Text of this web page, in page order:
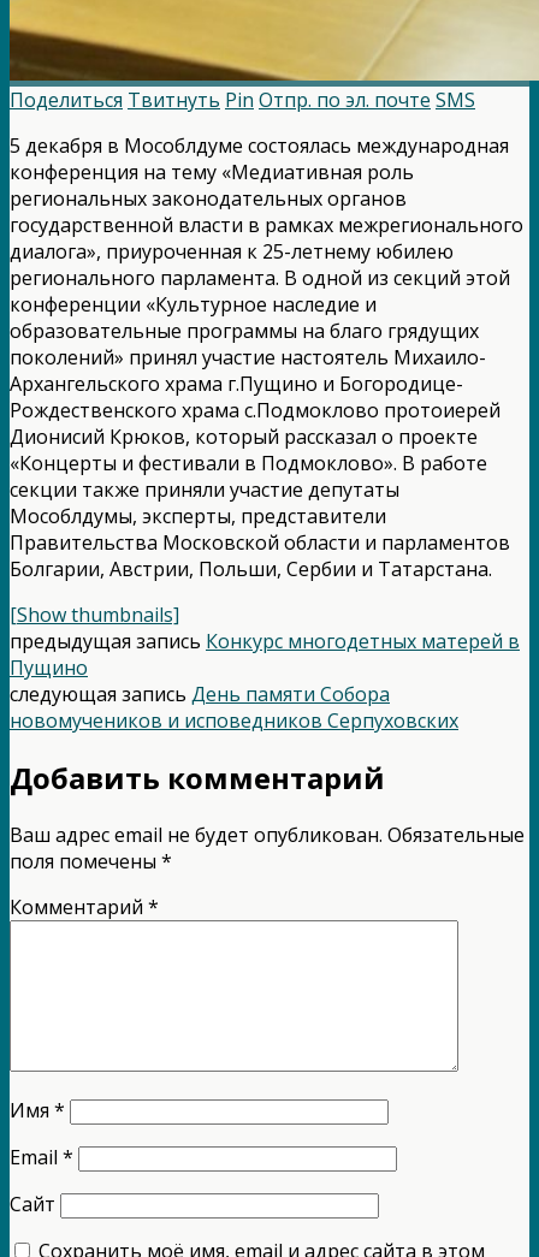
Поделиться Твитнуть Pin Отпр. по эл. почте SMS
5 декабря в Мособлдуме состоялась международная
конференция на тему «Медиативная роль
региональных законодательных органов
государственной власти в рамках межрегионального
диалога», приуроченная к 25-летнему юбилею
регионального парламента. В одной из секций этой
конференции «Культурное наследие и
образовательные программы на благо грядущих
поколений» принял участие настоятель Михаило-
Архангельского храма г.Пущино и Богородице-
Рождественского храма с.Подмоклово протоиерей
Дионисий Крюков, который рассказал о проекте
«Концерты и фестивали в Подмоклово». В работе
секции также приняли участие депутаты
Мособлдумы, эксперты, представители
Правительства Московской области и парламентов
Болгарии, Австрии, Польши, Сербии и Татарстана.
[Show thumbnails]
предыдущая запись Конкурс многодетных матерей в
Пущино
следующая запись День памяти Собора
новомучеников и исповедников Серпуховских
Добавить комментарий
Ваш адрес email не будет опубликован. Обязательные
поля помечены *
Комментарий *
Имя *
Email *
Сайт
Сохранить моё имя, email и адрес сайта в этом